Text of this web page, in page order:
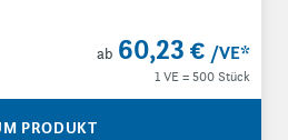
ab 60,23 € /VE*
1 VE = 500 Stück
PRODUKT